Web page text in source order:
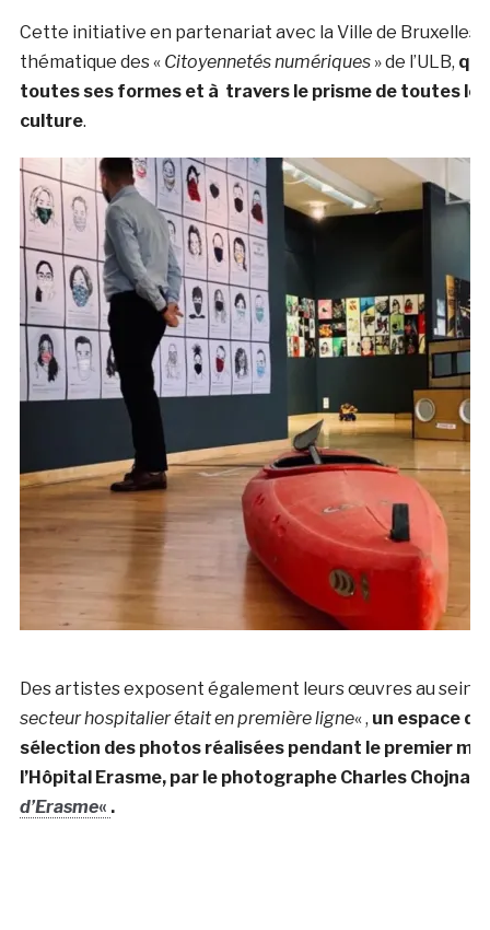
Cette initiative en partenariat avec la Ville de Bruxelles
thématique des « Citoyennetés numériques» de l’ULB, qui
toutes ses formes et à travers le prisme de toutes
culture.
Des artistes exposent également leurs œuvres au sein
secteur hospitalier était en première ligne« , un espace
sélection des photos réalisées pendant le premier
l’Hôpital Erasme, par le photographe Charles
d’Erasme« .